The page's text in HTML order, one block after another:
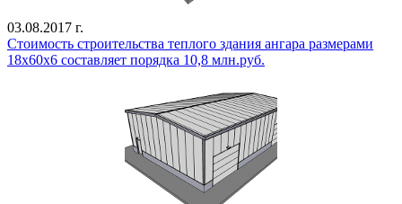
03.08.2017 г.
Стоимость строительства теплого здания ангара размерами
18х60х6 составляет порядка 10,8 млн.руб.